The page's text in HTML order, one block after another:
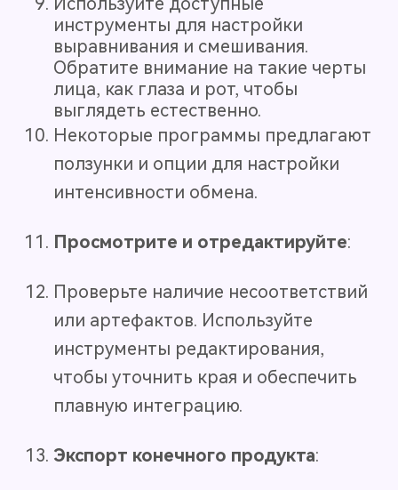
инструменты для настройки
выравнивания и смешивания.
Обратите внимание на такие черты
лица, как глаза и рот, чтобы
выглядеть естественно.
Некоторые программы предлагают
ползунки и опции для настройки
интенсивности обмена.
Просмотрите и отредактируйте:
Проверьте наличие несоответствий
или артефактов. Используйте
инструменты редактирования,
чтобы уточнить края и обеспечить
плавную интеграцию.
Экспорт конечного продукта: